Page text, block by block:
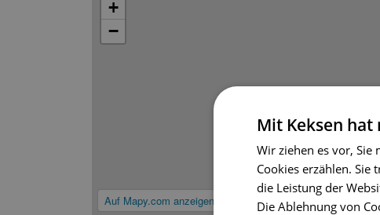
Auf Mapy.com anzeigen
+
−
Mit Keksen hat
Wir ziehen es vor, Sie
Cookies erzählen. Sie
die Leistung der
Die Ablehnung von